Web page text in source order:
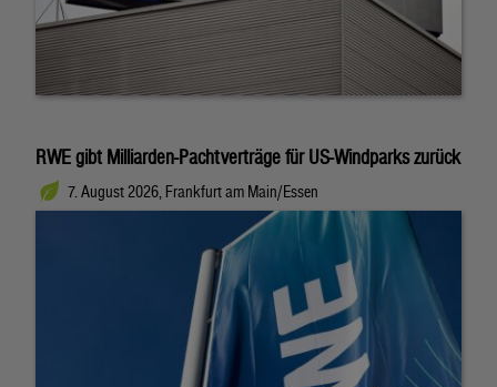
RWE gibt Milliarden-Pachtverträge für US-Windparks zurück
7. August 2026, Frankfurt am Main/Essen